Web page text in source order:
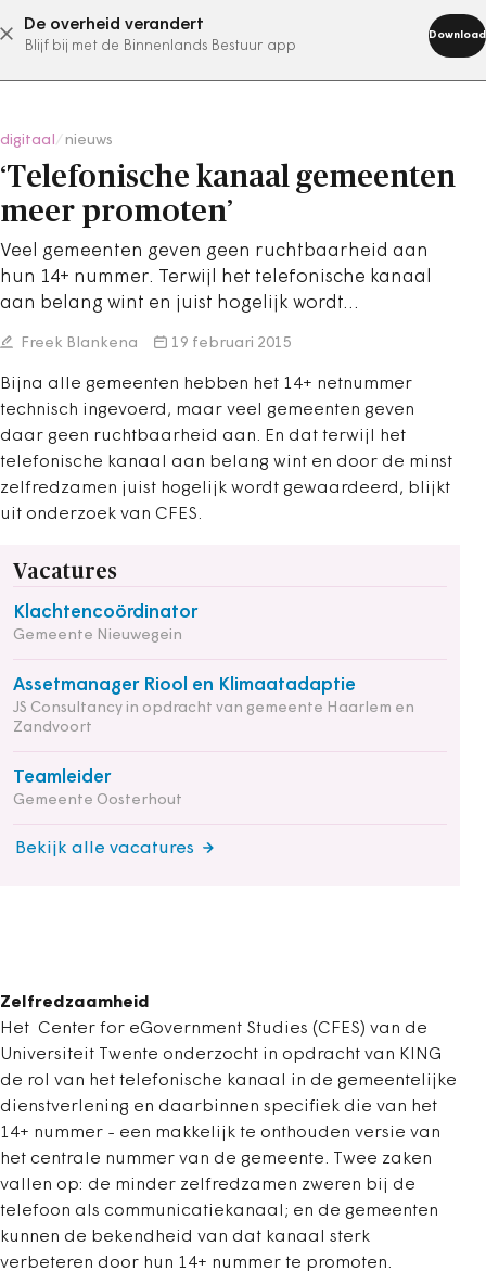
De overheid verandert
Blijf bij met de Binnenlands Bestuur app
Download
abonneer nu
digitaal nieuws
‘Telefonische kanaal gemeenten
meer promoten’
Veel gemeenten geven geen ruchtbaarheid aan
hun 14+ nummer. Terwijl het telefonische kanaal
aan belang wint en juist hogelijk wordt…
Freek Blankena 19 februari 2015
Bijna alle gemeenten hebben het 14+ netnummer
technisch ingevoerd, maar veel gemeenten geven
daar geen ruchtbaarheid aan. En dat terwijl het
telefonische kanaal aan belang wint en door de minst
zelfredzamen juist hogelijk wordt gewaardeerd, blijkt
uit onderzoek van CFES.
Vacatures
Klachtencoördinator
Gemeente Nieuwegein
Assetmanager Riool en Klimaatadaptie
JS Consultancy in opdracht van gemeente Haarlem en
Zandvoort
Teamleider
Gemeente Oosterhout
Bekijk alle vacatures
Zelfredzaamheid
Het Center for eGovernment Studies (CFES) van de
Universiteit Twente onderzocht in opdracht van KING
de rol van het telefonische kanaal in de gemeentelijke
dienstverlening en daarbinnen specifiek die van het
14+ nummer - een makkelijk te onthouden versie van
het centrale nummer van de gemeente. Twee zaken
vallen op: de minder zelfredzamen zweren bij de
telefoon als communicatiekanaal; en de gemeenten
kunnen de bekendheid van dat kanaal sterk
verbeteren door hun 14+ nummer te promoten.